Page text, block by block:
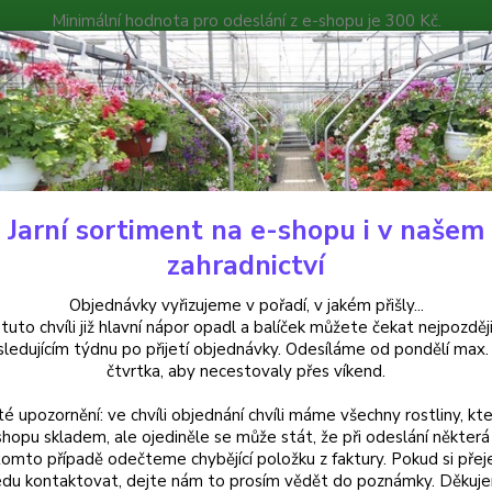
Minimální hodnota pro odeslání z e-shopu je 300 Kč.
můžete čekat nejpozději v následujícím týdnu po přijetí
Poradna Kontakty
Hledat
Okrasné keře Ibišek bahenní-Hibiscus x moscheutos- červený Robert
bahenní-Hibiscus x
na prodejně
Ibišek
Jarní sortiment na e-shopu i v našem
zahradnictví
Objednávky vyřizujeme v pořadí, v jakém přišly...
chvíli již hlavní nápor opadl a balíček můžete čekat
týdnu po přijetí objednávky. Odesíláme od pondělí
čtvrtka, aby necestovaly přes víkend.
upozornění: ve chvíli objednání chvíli máme všechny rostliny,
skladem, ale ojediněle se může stát, že při odeslání některá
případě odečteme chybějící položku z faktury. Pokud si
kontaktovat, dejte nám to prosím vědět do poznámky.